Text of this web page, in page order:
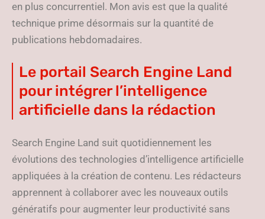
en plus concurrentiel. Mon avis est que la qualité
technique prime désormais sur la quantité de
publications hebdomadaires.
Le portail Search Engine Land
pour intégrer l’intelligence
artificielle dans la rédaction
Search Engine Land suit quotidiennement les
évolutions des technologies d’intelligence artificielle
appliquées à la création de contenu. Les rédacteurs
apprennent à collaborer avec les nouveaux outils
génératifs pour augmenter leur productivité sans